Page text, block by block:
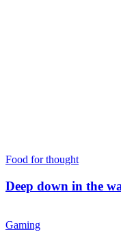
Food for thought
Deep down in the
Gaming